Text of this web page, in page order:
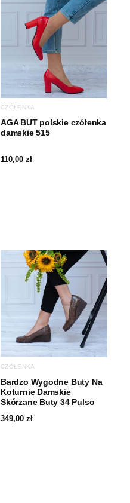
CZÓŁENKA
AGA BUT polskie czółenka
damskie 515
110,00 zł
CZÓŁENKA
Bardzo Wygodne Buty Na
Koturnie Damskie
Skórzane Buty 34 Pulso
349,00 zł